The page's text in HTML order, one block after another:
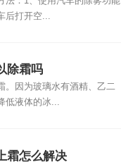
后打开空...
除霜吗
。因为玻璃水有酒精、乙二
低液体的冰...
霜怎么解决